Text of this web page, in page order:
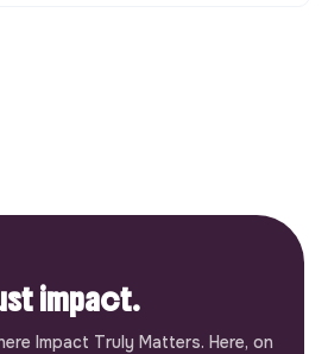
impact.
Impact Truly Matters. Here, on